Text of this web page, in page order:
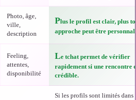
Photo, âge,
ville,
description
Plus le profil est clair, plus
approche peut être
Feeling,
attentes,
disponibilité
Le tchat permet de vérifier
rapidement si une rencontre
crédible.
Si les profils sont limités dans